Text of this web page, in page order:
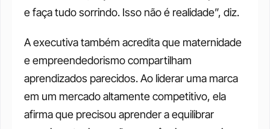
e faça tudo sorrindo. Isso não é realidade”, diz.
A executiva também acredita que maternidade
e empreendedorismo compartilham
aprendizados parecidos. Ao liderar uma marca
em um mercado altamente competitivo, ela
afirma que precisou aprender a equilibrar